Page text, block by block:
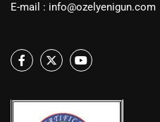
E-mail : info@ozelyenigun.com